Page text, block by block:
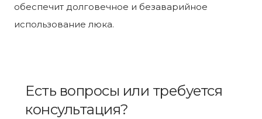
обеспечит долговечное и безаварийное
использование люка.
Есть вопросы или требуется
консультация?